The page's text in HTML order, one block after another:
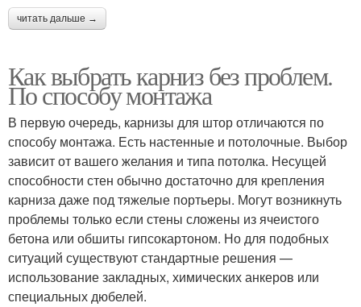
Потолочное основание
Металлические карнизы
потолков
Карнизы в интерьерах Карниз для гардин
читать дальше →
Как выбрать карниз без проблем.
По способу монтажа
В первую очередь, карнизы для штор отличаются по
способу монтажа. Есть настенные и потолочные. Выбор
зависит от вашего желания и типа потолка. Несущей
способности стен обычно достаточно для крепления
карниза даже под тяжелые портьеры. Могут возникнуть
проблемы только если стены сложены из ячеистого
бетона или обшиты гипсокартоном. Но для подобных
ситуаций существуют стандартные решения —
использование закладных, химических анкеров или
специальных дюбелей.